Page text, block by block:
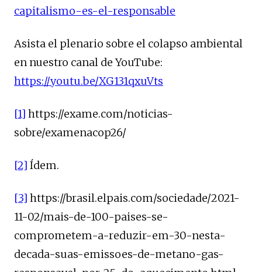
capitalismo-es-el-responsable
Asista el plenario sobre el colapso ambiental
en nuestro canal de YouTube:
https://youtu.be/XG131qxuVts
[1] https://exame.com/noticias-
sobre/examenacop26/
[2] Ídem.
[3] https://brasil.elpais.com/sociedade/2021-
11-02/mais-de-100-paises-se-
comprometem-a-reduzir-em-30-nesta-
decada-suas-emissoes-de-metano-gas-